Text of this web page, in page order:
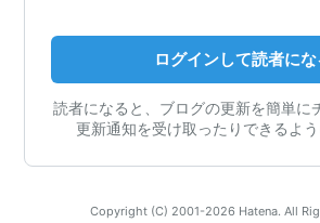
ログインして読者にな
読者になると、ブログの更新を簡単に
更新通知を受け取ったりできるよう
Copyright (C) 2001-2026 Hatena. All